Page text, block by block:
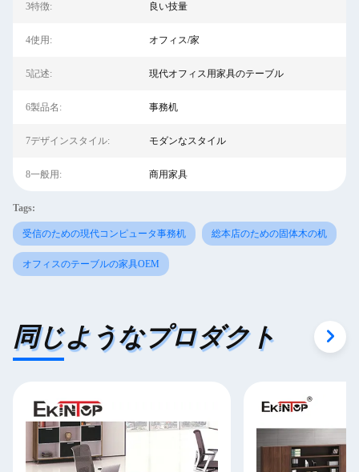
3特徴: 良い技量
4使用: オフィス/家
5記述: 現代オフィス用家具のテーブル
6製品名: 事務机
7デザインスタイル: モダンなスタイル
8一般用: 商用家具
Tags:
受信のための現代コンピュータ事務机 総本店のための固体木の机
オフィスのテーブルの家具OEM
同じようなプロダクト